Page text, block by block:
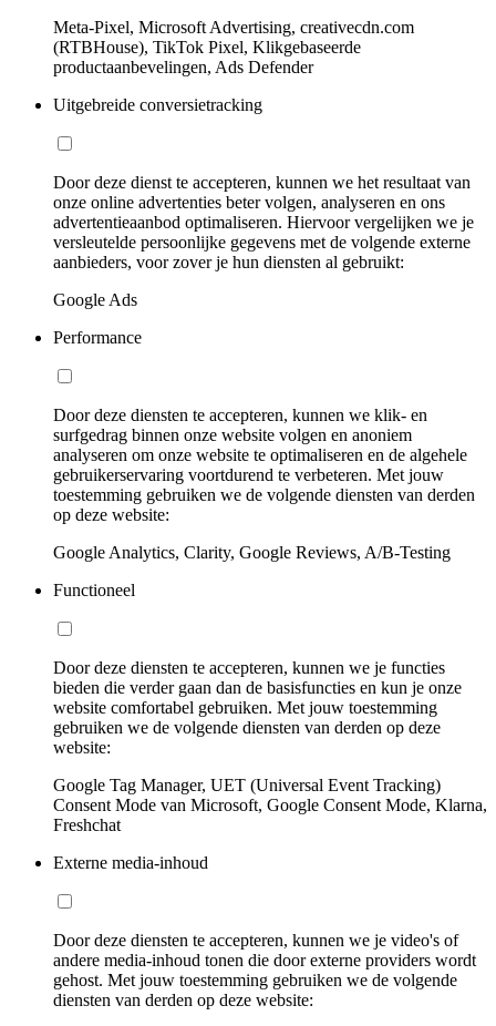
Meta-Pixel, Microsoft Advertising, creativecdn.com
(RTBHouse), TikTok Pixel, Klikgebaseerde
productaanbevelingen, Ads Defender
Uitgebreide conversietracking
Door deze dienst te accepteren, kunnen we het resultaat van
onze online advertenties beter volgen, analyseren en ons
advertentieaanbod optimaliseren. Hiervoor vergelijken we je
versleutelde persoonlijke gegevens met de volgende externe
aanbieders, voor zover je hun diensten al gebruikt:
Google Ads
Performance
Door deze diensten te accepteren, kunnen we klik- en
surfgedrag binnen onze website volgen en anoniem
analyseren om onze website te optimaliseren en de algehele
gebruikerservaring voortdurend te verbeteren. Met jouw
toestemming gebruiken we de volgende diensten van derden
op deze website:
Google Analytics, Clarity, Google Reviews, A/B-Testing
Functioneel
Door deze diensten te accepteren, kunnen we je functies
bieden die verder gaan dan de basisfuncties en kun je onze
website comfortabel gebruiken. Met jouw toestemming
gebruiken we de volgende diensten van derden op deze
website:
Google Tag Manager, UET (Universal Event Tracking)
Consent Mode van Microsoft, Google Consent Mode, Klarna,
Freshchat
Externe media-inhoud
Door deze diensten te accepteren, kunnen we je video's of
andere media-inhoud tonen die door externe providers wordt
gehost. Met jouw toestemming gebruiken we de volgende
diensten van derden op deze website: